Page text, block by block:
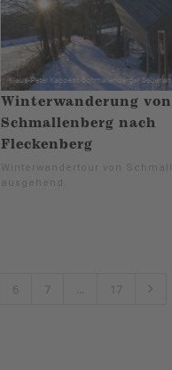
Winterwanderung von
Schmallenberg nach
Fleckenberg
Winterwandertour von
ausgehend.
6 7 ... 17